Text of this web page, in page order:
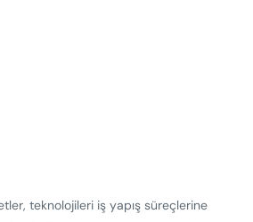
teknolojileri iş yapış süreçlerine